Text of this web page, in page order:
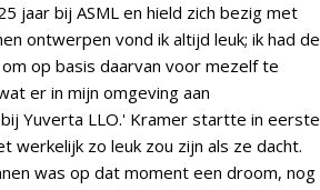
jaar bij ASML en hield zich bezig met
ontwerpen vond ik altijd leuk; ik had de
op basis daarvan voor mezelf te
er in mijn omgeving aan
Yuverta LLO.' Kramer startte in eerste
zo leuk zou zijn als ze dacht.
was op dat moment een droom, nog